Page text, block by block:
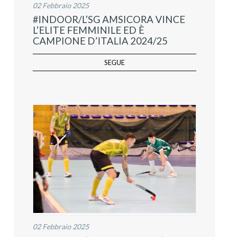
02 Febbraio 2025
#INDOOR/L’SG AMSICORA VINCE
L’ELITE FEMMINILE ED È
CAMPIONE D’ITALIA 2024/25
SEGUE
02 Febbraio 2025